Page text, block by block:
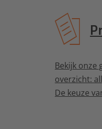
Bekijk onze
overzicht:
De keuze